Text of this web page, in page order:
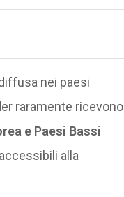
nei paesi
raramente ricevono
e Paesi Bassi
alla